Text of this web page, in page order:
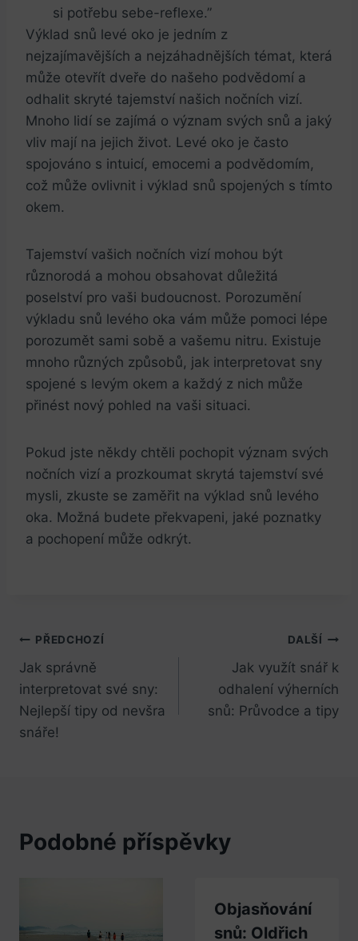
si potřebu sebe-reflexe.”
Výklad snů levé oko je jedním z
nejzajímavějších a nejzáhadnějších témat, která
může otevřít dveře do našeho podvědomí a
odhalit skryté tajemství našich nočních vizí.
Mnoho lidí se zajímá o význam svých snů a jaký
vliv mají na jejich život. Levé oko je často
spojováno s intuicí, emocemi a podvědomím,
což může ovlivnit i výklad snů spojených s tímto
okem.
Tajemství vašich nočních vizí mohou být
různorodá a mohou obsahovat důležitá
poselství pro vaši budoucnost. Porozumění
výkladu snů levého oka vám může pomoci lépe
porozumět sami sobě a vašemu nitru. Existuje
mnoho různých způsobů, jak interpretovat sny
spojené s levým okem a každý z nich může
přinést nový pohled na vaši situaci.
Pokud jste někdy chtěli pochopit význam svých
nočních vizí a prozkoumat skrytá tajemství své
mysli, zkuste se zaměřit na výklad snů levého
oka. Možná budete překvapeni, jaké poznatky
a pochopení může odkrýt.
Navigace
pro
příspěvek
PŘEDCHOZÍ
Jak správně
interpretovat své sny:
Nejlepší tipy od nevšra
snáře!
DALŠÍ
Jak využít snář k
odhalení výherních
snů: Průvodce a tipy
Podobné příspěvky
Objasňování
snů: Oldřich